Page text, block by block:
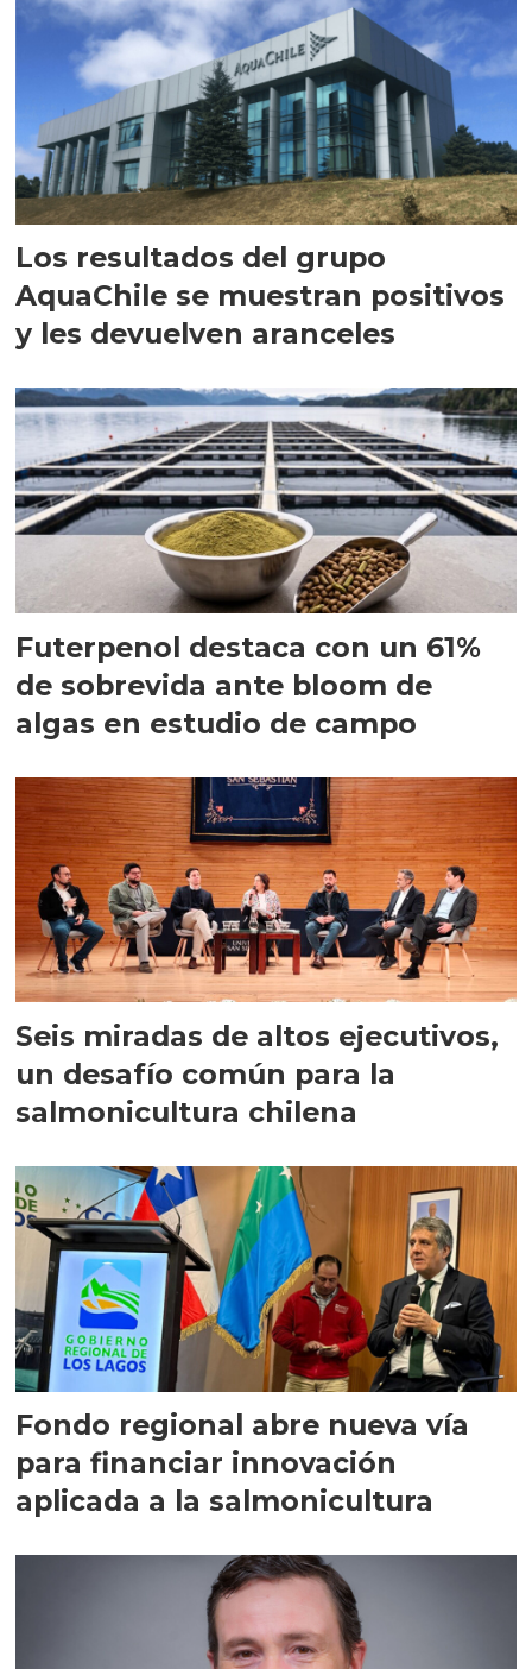
Los resultados del grupo
AquaChile se muestran positivos
y les devuelven aranceles
Futerpenol destaca con un 61%
de sobrevida ante bloom de
algas en estudio de campo
Seis miradas de altos ejecutivos,
un desafío común para la
salmonicultura chilena
Fondo regional abre nueva vía
para financiar innovación
aplicada a la salmonicultura